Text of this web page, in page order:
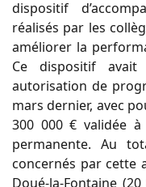
dispositif
réalisés par les
améliorer la
Ce dispositif
autorisation de
mars dernier, avec
300 000 € validée à
permanente. Au
concernés par cette
Doué-la-Fontaine